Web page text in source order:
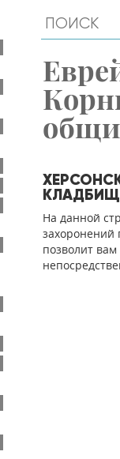
На данной
захоронений
позволит